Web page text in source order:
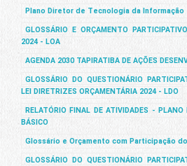
Plano Diretor de Tecnologia da Informação
GLOSSÁRIO E ORÇAMENTO
2024 - LOA
AGENDA 2030 TAPIRATIBA DE AÇÕES
GLOSSÁRIO DO QUESTIONÁRIO
LEI DIRETRIZES ORÇAMENTÁRIA 2024 - LDO
RELATÓRIO FINAL DE ATIVIDADES - PLANO
BÁSICO
Glossário e Orçamento com Participação
GLOSSÁRIO DO QUESTIONÁRIO